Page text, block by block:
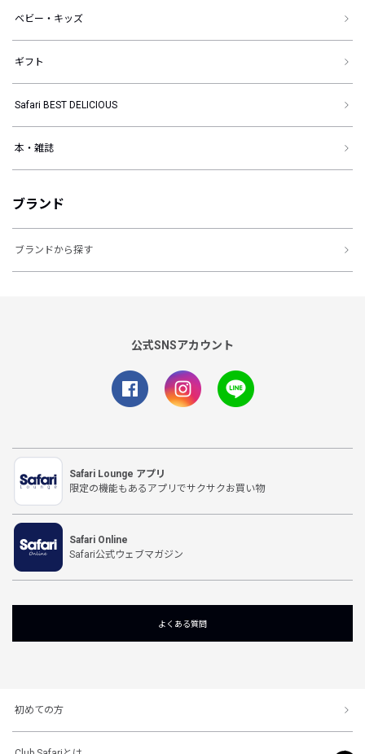
ベビー・キッズ
ギフト
Safari BEST DELICIOUS
本・雑誌
ブランド
ブランドから探す
公式SNSアカウント
Safari Lounge アプリ
限定の機能もあるアプリでサクサクお買い物
Safari Online
Safari公式ウェブマガジン
よくある質問
初めての方